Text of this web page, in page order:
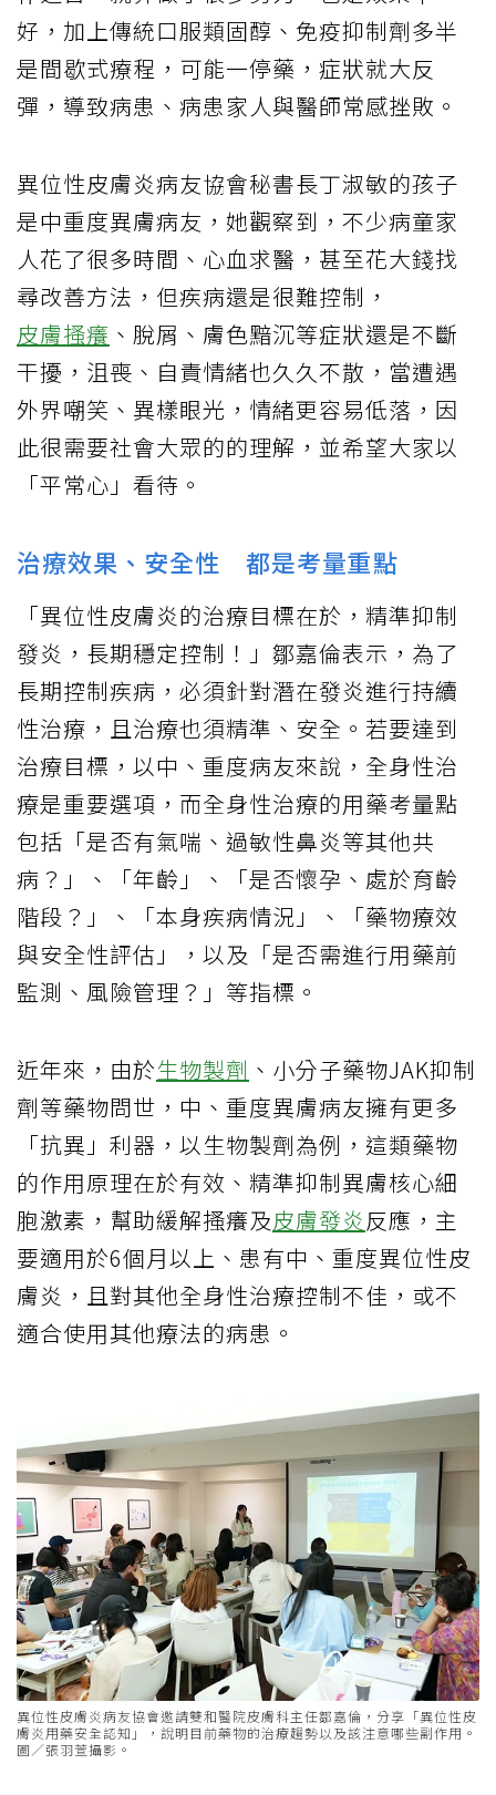
好，加上傳統口服類固醇、免疫抑制劑多半
是間歇式療程，可能一停藥，症狀就大反
彈，導致病患、病患家人與醫師常感挫敗。
異位性皮膚炎病友協會秘書長丁淑敏的孩子
是中重度異膚病友，她觀察到，不少病童家
人花了很多時間、心血求醫，甚至花大錢找
尋改善方法，但疾病還是很難控制，
皮膚搔癢 、脫屑、膚色黯沉等症狀還是不斷
干擾，沮喪、自責情緒也久久不散，當遭遇
外界嘲笑、異樣眼光，情緒更容易低落，因
此很需要社會大眾的的理解，並希望大家以
「平常心」看待。
治療效果、安全性 都是考量重點
「異位性皮膚炎的治療目標在於，精準抑制
發炎，長期穩定控制！」鄒嘉倫表示，為了
長期控制疾病，必須針對潛在發炎進行持續
性治療，且治療也須精準、安全。若要達到
治療目標，以中、重度病友來說，全身性治
療是重要選項，而全身性治療的用藥考量點
包括「是否有氣喘、過敏性鼻炎等其他共
病？」、「年齡」、「是否懷孕、處於育齡
階段？」、「本身疾病情況」、「藥物療效
與安全性評估」，以及「是否需進行用藥前
監測、風險管理？」等指標。
近年來，由於生物製劑 、小分子藥物JAK抑制
劑等藥物問世，中、重度異膚病友擁有更多
「抗異」利器，以生物製劑為例，這類藥物
的作用原理在於有效、精準抑制異膚核心細
胞激素，幫助緩解搔癢及皮膚發炎反應，主
要適用於6個月以上、患有中、重度異位性皮
膚炎，且對其他全身性治療控制不佳，或不
適合使用其他療法的病患。
異位性皮膚炎病友協會邀請雙和醫院皮膚科主任鄒嘉倫，分享「異位性皮
膚炎用藥安全認知」，說明目前藥物的治療趨勢以及該注意哪些副作用。
圖／張羽萱攝影。